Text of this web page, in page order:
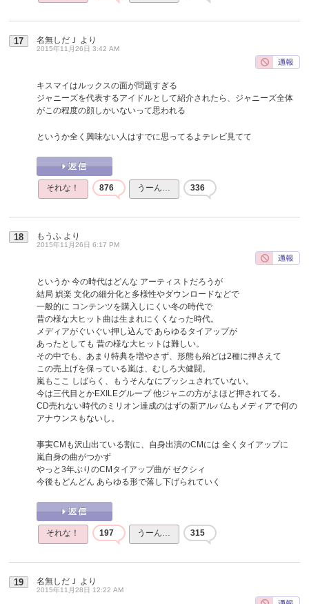
17 名無しだＪ より
2015年11月26日 3:42 AM
キスマイはルックスの面が問題すぎる
ジャニーズを代表するアイドルとして紹介されたら、ジャニーズ全体
がこの程度の顔しかいないって思われる
というか全く興味ない人はすでに思ってるよテレビ見てて
それな！ 876 うーん… 336
18 もうふ より
2015年11月26日 6:17 PM
というか 今の時代はどんな アーティストだろうが
結局 娯楽 文化の細分化と多様性やダウンロードなどで
一般的に コンテンツを購入しにくい冬の時代で
昔の様な大ヒット曲は生まれにくくなった時代。
メディアがぐいぐい押し込んで あらゆるタイアップが
あったとしても 昔の様な大ヒットは難しい。
その中でも、あまり特典を増やさず、形態も殆どは2種に押さえて
この売上げを保っている嵐は、むしろ大健闘。
嵐もここ しばらく、もうそんなにプッシュされていない。
今は三代目とかEXILEグループ 他ジャニの方がよほど押されてる。
CD売れない時代のミリオン達成のはずの新アルバムもメディアで何の
アナウンスもないし。
事実CMも沢山出ている割に、自身出演のCMには 全くタイアップに
嵐自身の曲がつかず
やっと3年ぶりのCMタイアップ曲が ゼクシィ
今後もどんどん あらゆる形で落し下げられていく
それな！ 197 うーん… 315
19 名無しだＪ より
2015年11月28日 12:22 AM